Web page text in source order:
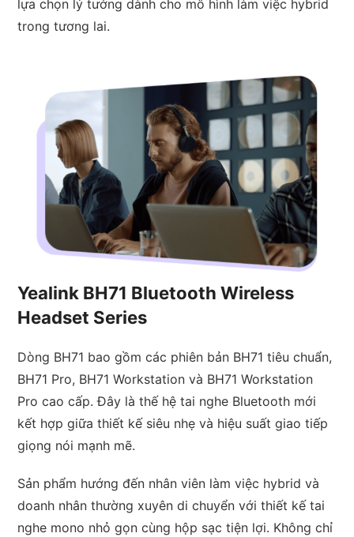
lựa chọn lý tưởng dành cho mô hình làm việc hybrid
trong tương lai.
Yealink BH71 Bluetooth Wireless
Headset Series
Dòng BH71 bao gồm các phiên bản BH71 tiêu chuẩn,
BH71 Pro, BH71 Workstation và BH71 Workstation
Pro cao cấp. Đây là thế hệ tai nghe Bluetooth mới
kết hợp giữa thiết kế siêu nhẹ và hiệu suất giao tiếp
giọng nói mạnh mẽ.
Sản phẩm hướng đến nhân viên làm việc hybrid và
doanh nhân thường xuyên di chuyển với thiết kế tai
nghe mono nhỏ gọn cùng hộp sạc tiện lợi. Không chỉ